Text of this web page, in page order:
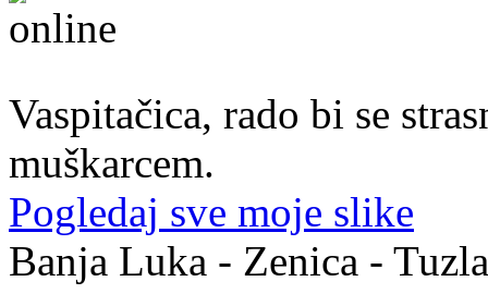
Vaspitačica, rado bi se
muškarcem.
Pogledaj sve moje slike
Banja Luka - Zenica -